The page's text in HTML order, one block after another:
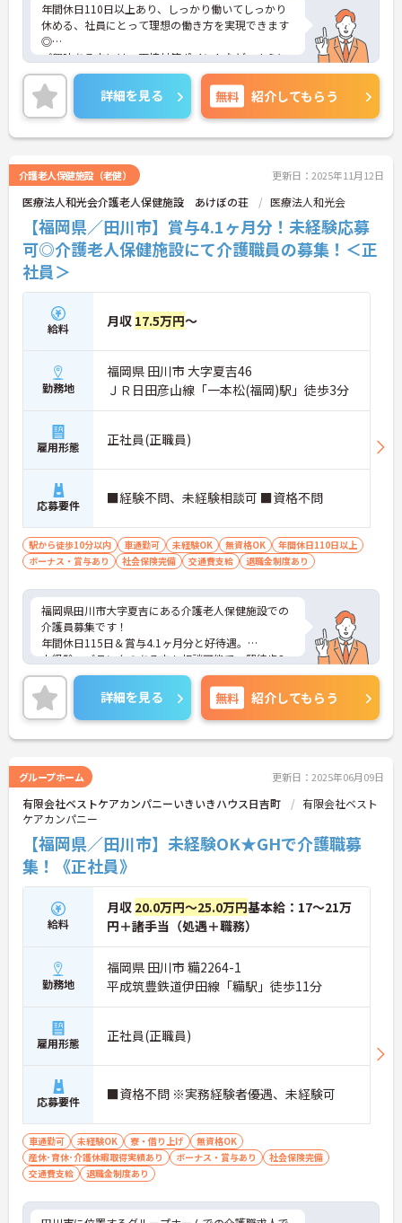
年間休日110日以上あり、しっかり働いてしっかり
休める、社員にとって理想の働き方を実現できます
◎
ご興味ある方には、面接対策ポイントなど、さらに
詳細をお話しいたしますのでお気軽にご相談くださ
い！
詳細を見る 無料 紹介してもらう
介護老人保健施設（老健） 更新日：2025年11月12日
医療法人和光会介護老人保健施設 あけぼの荘 医療法人和光会
【福岡県／田川市】賞与4.1ヶ月分！未経験応募
可◎介護老人保健施設にて介護職員の募集！＜正
社員＞
給料 月収 17.5万円～
勤務地
福岡県 田川市 大字夏吉46
ＪＲ日田彦山線「一本松(福岡)駅」徒歩3分
雇用形態 正社員(正職員)
応募要件 ■経験不問、未経験相談可 ■資格不問
駅から徒歩10分以内 車通勤可 未経験OK 無資格OK
年間休日110日以上
ボーナス・賞与あり
社会保険完備 交通費支給 退職金制度あり
福岡県田川市大字夏吉にある介護老人保健施設での
介護員募集です！
年間休日115日＆賞与4.1ヶ月分と好待遇。
未経験・ブランクのある方も相談可能で、駅徒歩3
分と通勤も便利。子育て世代にも優しい福利厚生や
職場環境が整っており、長期的なキャリア形成を目
指す方にもおすすめです。ご興味がある方は、ご面
接のポイントをお伝えしますので、お気軽にお問い
合わせください。
詳細を見る 無料 紹介してもらう
グループホーム 更新日：2025年06月09日
有限会社ベストケアカンパニーいきいきハウス日吉町
有限会社ベスト
ケアカンパニー
【福岡県／田川市】未経験OK★GHで介護職募
集！《正社員》
給料
月収 20.0万円～25.0万円基本給：17～21万
円＋諸手当（処遇＋職務）
勤務地
福岡県 田川市 糒2264-1
平成筑豊鉄道伊田線「糒駅」徒歩11分
雇用形態 正社員(正職員)
応募要件 ■資格不問 ※実務経験者優遇、未経験可
車通勤可 未経験OK 寮・借り上げ
無資格OK
産休･育休･介護休暇取得実績あり
ボーナス・賞与あり
社会保険完備
交通費支給
退職金制度あり